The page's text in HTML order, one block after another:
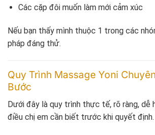
Các cặp đôi muốn làm mới cảm xúc
Nếu bạn thấy mình thuộc 1 trong các
pháp đáng thử.
Quy Trình Massage Yoni
Bước
Dưới đây là quy trình thực tế, rõ ràng, dễ
điều chị em cần biết trước khi quyết định.